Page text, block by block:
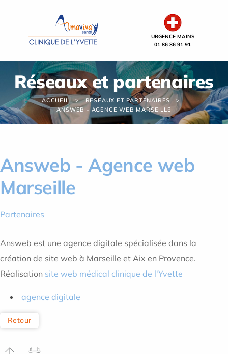
URGENCE MAINS
01 86 86 91 91
Réseaux et partenaires
ACCUEIL
RÉSEAUX ET PARTENAIRES
ANSWEB - AGENCE WEB MARSEILLE
Answeb - Agence web
Marseille
Partenaires
Answeb est une agence digitale spécialisée dans la
création de site web à Marseille et Aix en Provence.
Réalisation site web médical clinique de l'Yvette
agence digitale
Retour